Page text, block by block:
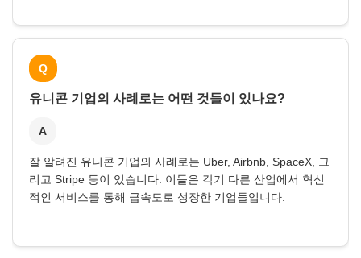
Q
유니콘 기업의 사례로는 어떤 것들이 있나요?
A
잘 알려진 유니콘 기업의 사례로는 Uber, Airbnb, SpaceX, 그
리고 Stripe 등이 있습니다. 이들은 각기 다른 산업에서 혁신
적인 서비스를 통해 급속도로 성장한 기업들입니다.